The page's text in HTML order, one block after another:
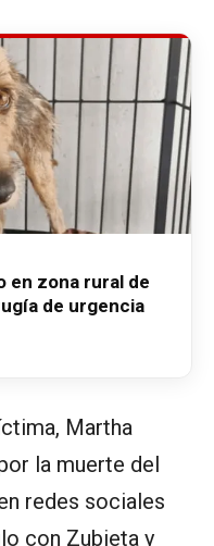
en zona rural de
de urgencia
Martha
la muerte del
redes sociales
con Zubieta y